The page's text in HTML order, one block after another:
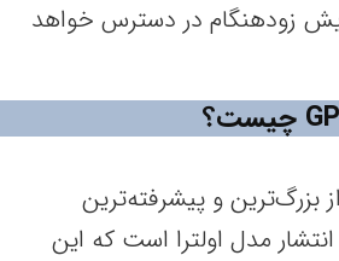
زودهنگام در دسترس خواهد
و پیشرفته‌ترین
مدل اولترا است که این